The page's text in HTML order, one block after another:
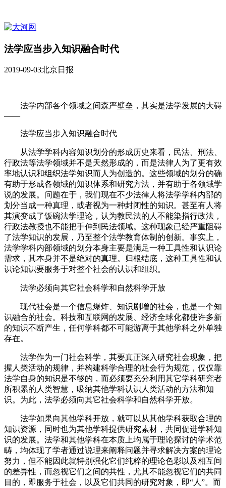
法学应当步入知识融合时代
2019-09-03北京日报
法学内部各个领域之间森严壁垒，其实是法学发展的大碍
——
法学应当步入知识融合时代
从法学学科内容知识划分的形成历史来看，民法、刑法、
行政法等法学领域并不是天然形成的，而是法律人为了更有效
率地认识和组织法学知识而人为创造的。这些领域的划分的确
有助于形成各领域的知识体系和研究方法，并有助于各领域学
说的发展。问题在于，我们现在不少法律人将法学学科内部的
划分当成一种真理，或者视为一种封闭性的知识。甚至有人将
其演变成了饭碗法学理论，认为教民法的人不能染指行政法，
行政法教授也不能把手伸到民法领域。这种现象已经严重阻碍
了法学知识的发展，乃至整个法学教育体制的创新。事实上，
法学学科内部领域的划分本身主要是满足一种工具性和认识论
需求，其本身并不是绝对的真理。归根结底，这种工具性和认
识论知识要服务于对整个社会的认识和组织。
法学必须向其它社会科学和自然科学开放
现代社会是一个信息爆炸、知识剧增的社会，也是一个知
识融合的社会。科技和互联网的发展、经济全球化都使许多新
的知识不断产生，任何学科都不可能游离于其他学科之外单独
存在。
法学作为一门社会科学，其要真正深入研究社会现象，把
握人类活动的规律，并构建科学合理的社会行为规范，仅仅靠
法学自身的知识是不够的，而必须要充分利用其它学科研究者
所积累的人类智慧，吸纳其他学科认识人类活动的方法和知
识。为此，法学必须向其它社会科学和自然科学开放。
法学如果向其他学科开放，就可以从其他学科获取合理的
知识资源，同时也为其他学科提供研究素材，共同促进学科知
识的发展。法学和其他学科在本质上均属于理论探讨的学术范
畴，均体现了学者通过说理来阐释问题并寻求解决方案的理论
努力，但不能因此就特别强化它们纯粹的理论色彩以及相互间
的差异性，而忽视它们之间的共性，尤其不能忽视它们的共同
目的，即服务于社会，以及它们共同的研究对象，即“人”。而